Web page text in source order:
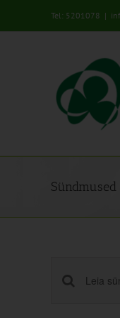
Tel: 5201078 |
Sündmused
Enter